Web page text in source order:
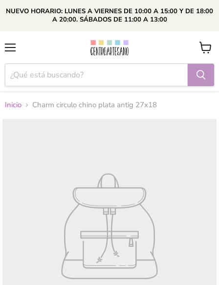
NUEVO HORARIO: LUNES A VIERNES DE 10:00 A 15:00 Y DE 18:00
A 20:00. SÁBADOS DE 11:00 A 13:00
Ver
carrito
Inicio Charm circulo chino plata antig 27x18